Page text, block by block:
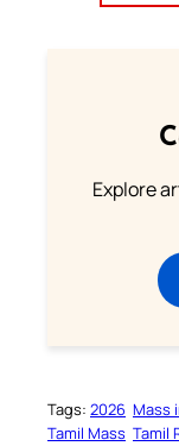
Explore
Tags: 2026 Mass
Tamil Mass Tamil